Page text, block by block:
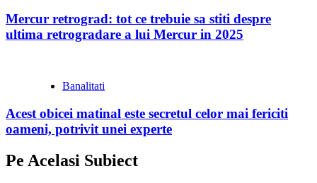
Mercur retrograd: tot ce trebuie sa stiti despre
ultima retrogradare a lui Mercur in 2025
Banalitati
Acest obicei matinal este secretul celor mai fericiti
oameni, potrivit unei experte
Pe Acelasi Subiect